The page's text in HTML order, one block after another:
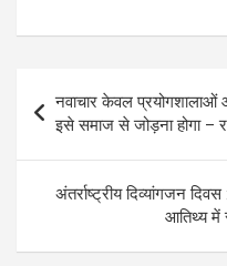
ce
o
o
k
se
g
er
at
s
A
p
p
navigation
नवाचार केवल प्रयोगशालाओं
इसे समाज से जोड़ना होगा –
अंतर्राष्ट्रीय दिव्यांगजन
आतिथ्य में